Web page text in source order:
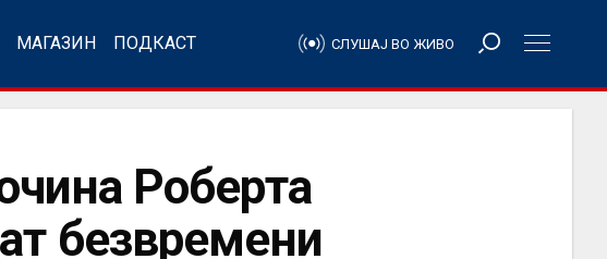
МАГАЗИН ПОДКАСТ СЛУШАЈ ВО ЖИВО
Роберта
безвремени